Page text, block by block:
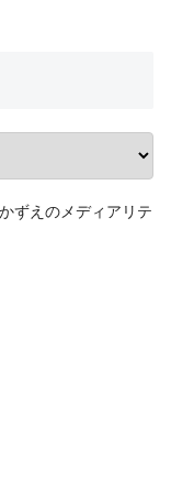
ずえのメディアリテ